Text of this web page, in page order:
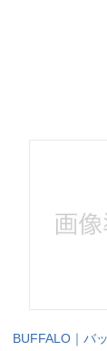
BUFFALO｜バ